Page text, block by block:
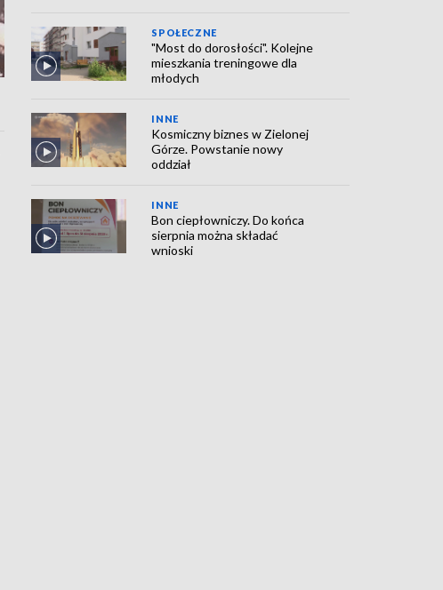
SPOŁECZNE
"Most do dorosłości". Kolejne
mieszkania treningowe dla
młodych
INNE
Kosmiczny biznes w Zielonej
Górze. Powstanie nowy
oddział
INNE
Bon ciepłowniczy. Do końca
sierpnia można składać
wnioski